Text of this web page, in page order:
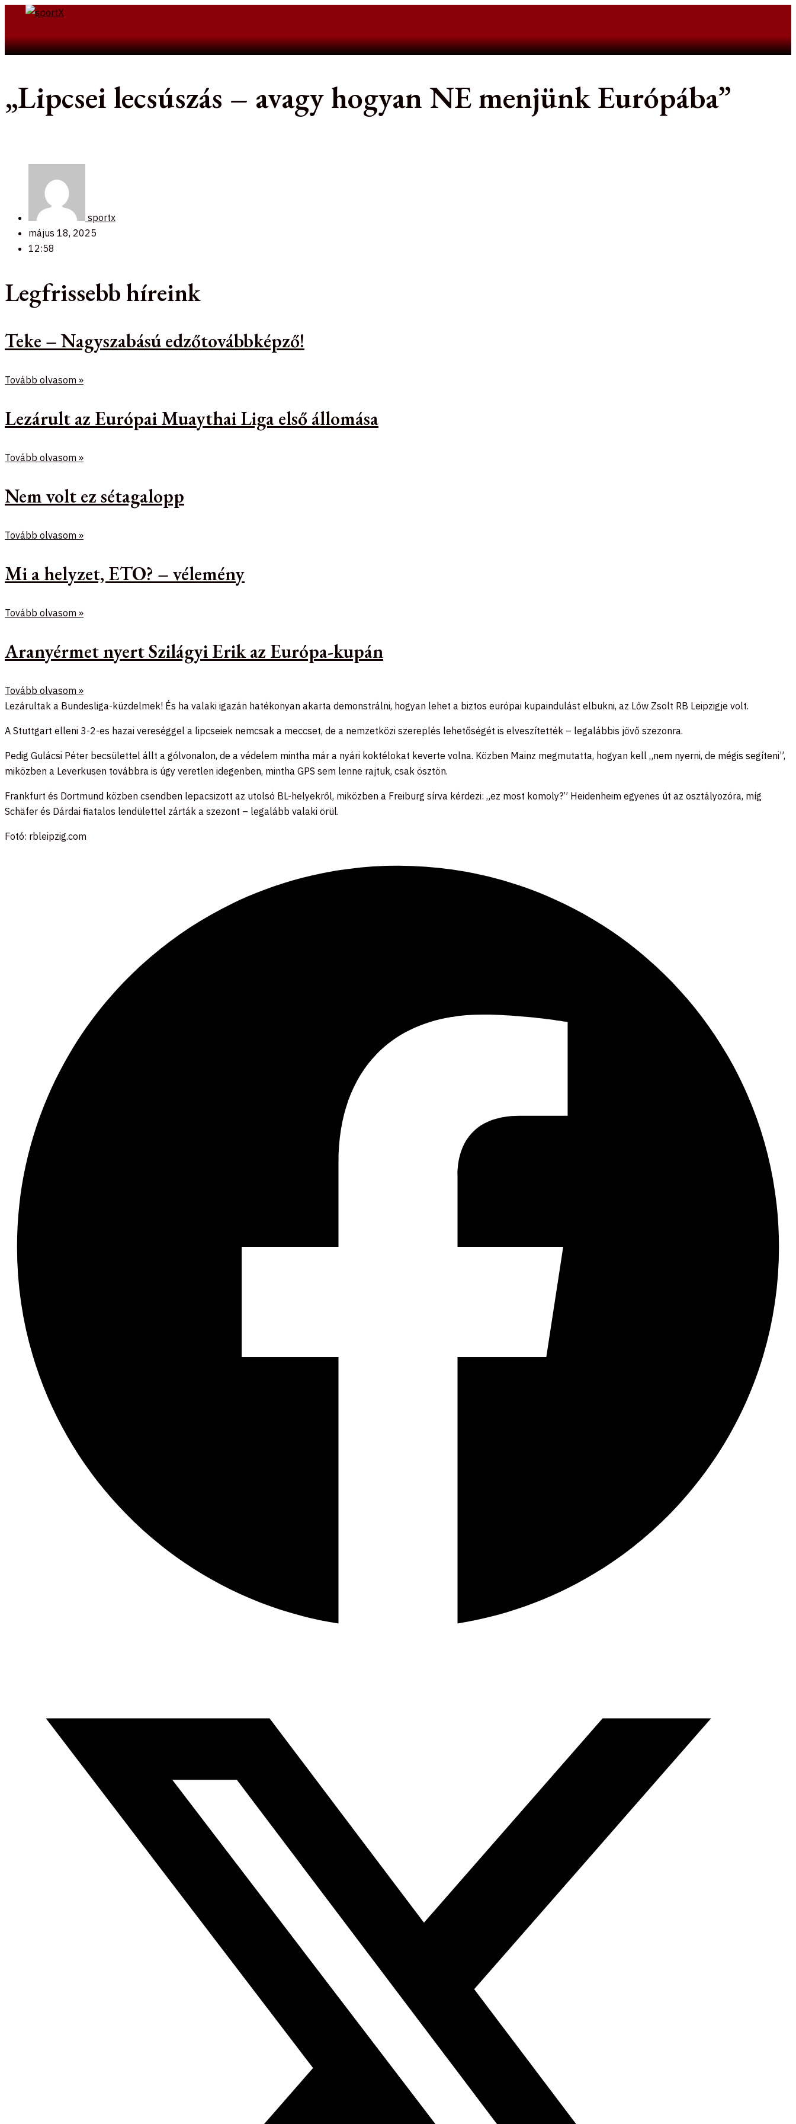
Skip
contentSearch
„Lipcsei lecsúszás – avagy hogyan NE menjünk Európába”
sportx
május 18, 2025
12:58
Legfrissebb híreink
Teke – Nagyszabású edzőtovábbképző!
Tovább olvasom »
Lezárult az Európai Muaythai Liga első állomása
Tovább olvasom »
Nem volt ez sétagalopp
Tovább olvasom »
Mi a helyzet, ETO? – vélemény
Tovább olvasom »
Aranyérmet nyert Szilágyi Erik az Európa-kupán
Tovább olvasom »
Lezárultak a Bundesliga-küzdelmek! És ha valaki igazán hatékonyan akarta demonstrálni, hogyan lehet a biztos európai kupaindulást elbukni, az Lőw Zsolt RB Leipzigje volt.
A Stuttgart elleni 3-2-es hazai vereséggel a lipcseiek nemcsak a meccset, de a nemzetközi szereplés lehetőségét is elveszítették – legalábbis jövő szezonra.
Pedig Gulácsi Péter becsülettel állt a gólvonalon, de a védelem mintha már a nyári koktélokat keverte volna. Közben Mainz megmutatta, hogyan kell „nem nyerni, de mégis segíteni”,
miközben a Leverkusen továbbra is úgy veretlen idegenben, mintha GPS sem lenne rajtuk, csak ösztön.
Frankfurt és Dortmund közben csendben lepacsizott az utolsó BL-helyekről, miközben a Freiburg sírva kérdezi: „ez most komoly?” Heidenheim egyenes út az osztályozóra, míg
Schäfer és Dárdai fiatalos lendülettel zárták a szezont – legalább valaki örül.
Fotó: rbleipzig.com